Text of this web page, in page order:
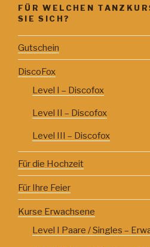
FÜR WELCHEN
SIE SICH?
Gutschein
DiscoFox
Level I – Discofox
Level II – Discofox
Level III – Discofox
Für die Hochzeit
Für Ihre Feier
Kurse Erwachsene
Level I Paare / Singles –